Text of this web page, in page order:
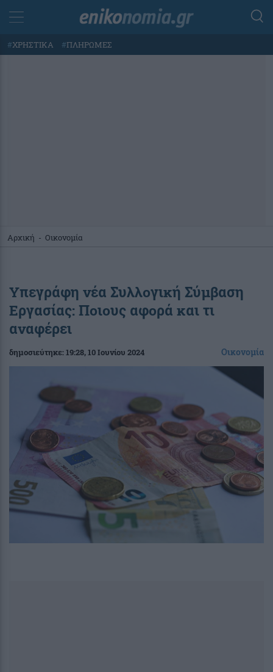
#ΧΡΗΣΤΙΚΑ #ΠΛΗΡΩΜΕΣ
Αρχική - Οικονομία
Υπεγράφη νέα Συλλογική Σύμβαση
Εργασίας: Ποιους αφορά και τι
αναφέρει
δημοσιεύτηκε:19:28, 10 Ιουνίου 2024 Οικονομία